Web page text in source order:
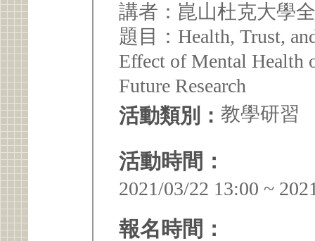
講者：崑山杜克大學
題目：Health, Trust,
Effect of Mental Health
Future Research
活動類別： 教學研習
活動時間：
2021/03/22 13:00 ~
報名時間：